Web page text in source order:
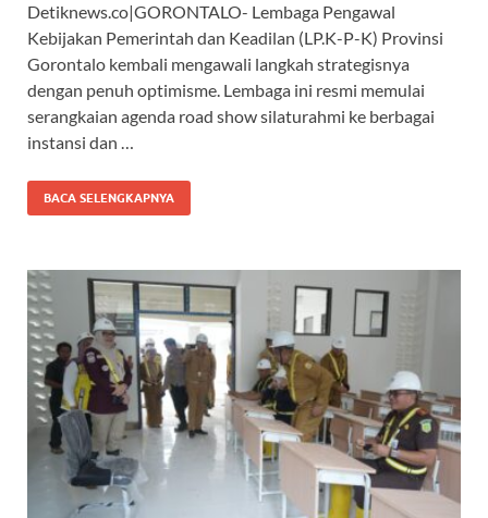
e
b
o
o
at
s
A
p
e
gr
a
m
e
a
ds
Detiknews.co|GORONTALO- Lembaga Pengawal
Kebijakan Pemerintah dan Keadilan (LP.K-P-K) Provinsi
Gorontalo kembali mengawali langkah strategisnya
dengan penuh optimisme. Lembaga ini resmi memulai
serangkaian agenda road show silaturahmi ke berbagai
instansi dan …
BACA SELENGKAPNYA